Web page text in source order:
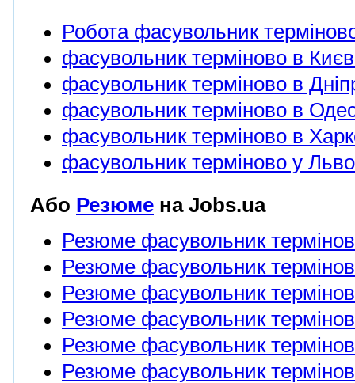
Робота фасувольник
фасувольник терміново в
фасувольник терміново в
фасувольник терміново в
фасувольник терміново в
фасувольник терміново у
Або Резюме на Jobs.ua
Резюме фасувольник
Резюме фасувольник
Резюме фасувольник
Резюме фасувольник
Резюме фасувольник
Резюме фасувольник